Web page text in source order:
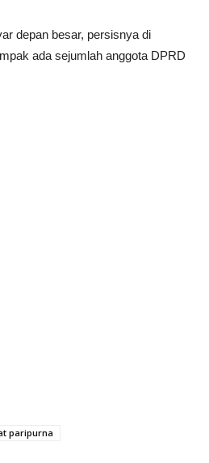
depan besar, persisnya di
ada sejumlah anggota DPRD
paripurna